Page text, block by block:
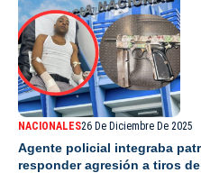
NACIONALES26 De Diciembre De 2025
Agente policial integraba
responder agresión a tiros